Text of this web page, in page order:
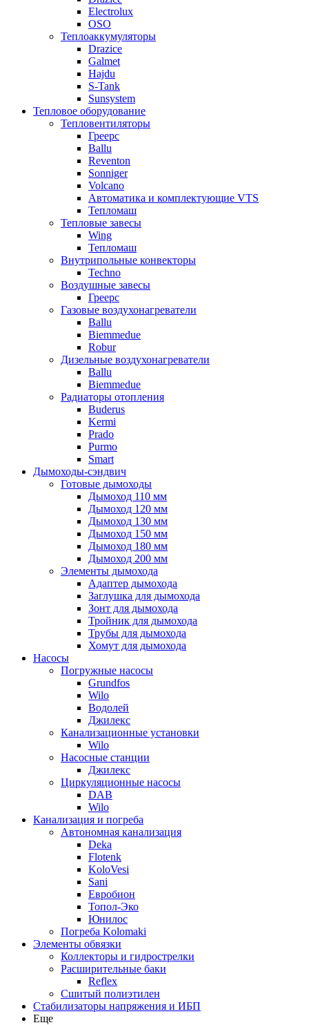
Electrolux
OSO
Теплоаккумуляторы
Drazice
Galmet
Hajdu
S-Tank
Sunsystem
Тепловое оборудование
Тепловентиляторы
Греерс
Ballu
Reventon
Sonniger
Volcano
Автоматика и комплектующие VTS
Тепломаш
Тепловые завесы
Wing
Тепломаш
Внутрипольные конвекторы
Techno
Воздушные завесы
Греерс
Газовые воздухонагреватели
Ballu
Biemmedue
Robur
Дизельные воздухонагреватели
Ballu
Biemmedue
Радиаторы отопления
Buderus
Kermi
Prado
Purmo
Smart
Дымоходы-сэндвич
Готовые дымоходы
Дымоход 110 мм
Дымоход 120 мм
Дымоход 130 мм
Дымоход 150 мм
Дымоход 180 мм
Дымоход 200 мм
Элементы дымохода
Адаптер дымохода
Заглушка для дымохода
Зонт для дымохода
Тройник для дымохода
Трубы для дымохода
Хомут для дымохода
Насосы
Погружные насосы
Grundfos
Wilo
Водолей
Джилекс
Канализационные установки
Wilo
Насосные станции
Джилекс
Циркуляционные насосы
DAB
Wilo
Канализация и погреба
Автономная канализация
Deka
Flotenk
KoloVesi
Sani
Евробион
Топол-Эко
Юнилос
Погреба Kolomaki
Элементы обвязки
Коллекторы и гидрострелки
Расширительные баки
Reflex
Сшитый полиэтилен
Стабилизаторы напряжения и ИБП
Еще